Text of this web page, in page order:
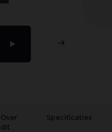
Over
dit
Specificaties